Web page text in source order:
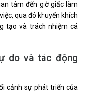
tâm đến giờ giấc làm
qua đó khuyến khích
tạo và trách nhiệm cá
do và tác động
cảnh sự phát triển của